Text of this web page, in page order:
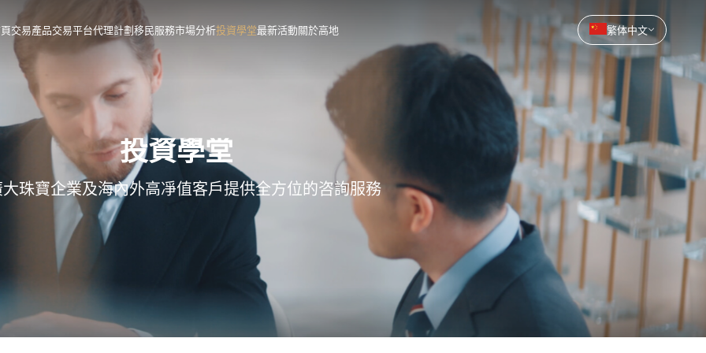
交易產品交易平台代理計劃移民服務市場分析投資學堂最新活動 關於高地 繁体中文
投資學堂
珠寶企業及海內外高凈值客戶提供全方位的咨詢服務